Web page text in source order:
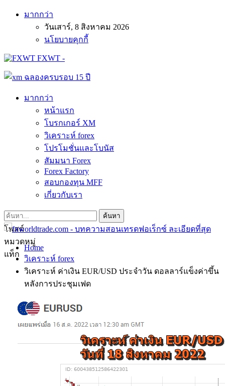
มากกว่า
วันเสาร์, 8 สิงหาคม 2026
นโยบายคุกกี้
FXWT -
มากกว่า
หน้าแรก
โบรกเกอร์ XM
วิเคราะห์ forex
โปรโมชั่นและโบนัส
สัมมนา Forex
Forex Factory
สอบกองทุน MFF
เกี่ยวกับเรา
โพสต์
หมวดหมู่
แท็ก
Home
วิเคราะห์ forex
วิเคราะห์ ค่าเงิน EUR/USD ประจำวัน ดอลลาร์แข็งค่าขึ้น
หลังการประชุมเฟด